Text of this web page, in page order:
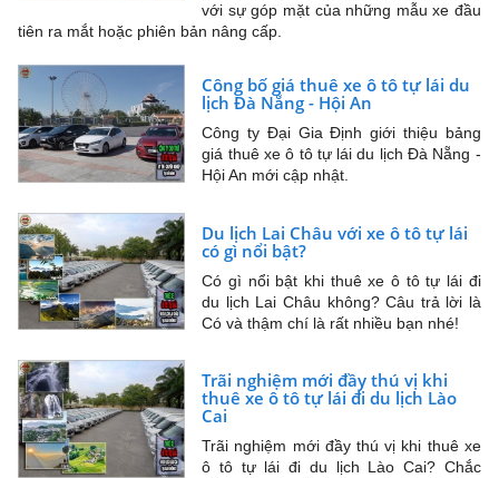
với sự góp mặt của những mẫu xe đầu
tiên ra mắt hoặc phiên bản nâng cấp.
Công bố giá thuê xe ô tô tự lái du
lịch Đà Nẵng - Hội An
Công ty Đại Gia Định giới thiệu bảng
giá thuê xe ô tô tự lái du lịch Đà Nẵng -
Hội An mới cập nhật.
Du lịch Lai Châu với xe ô tô tự lái
có gì nổi bật?
Có gì nổi bật khi thuê xe ô tô tự lái đi
du lịch Lai Châu không? Câu trả lời là
Có và thậm chí là rất nhiều bạn nhé!
Trãi nghiệm mới đầy thú vị khi
thuê xe ô tô tự lái đi du lịch Lào
Cai
Trãi nghiệm mới đầy thú vị khi thuê xe
ô tô tự lái đi du lịch Lào Cai? Chắc